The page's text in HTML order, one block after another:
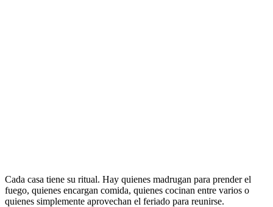
Cada casa tiene su ritual. Hay quienes madrugan para prender el
fuego, quienes encargan comida, quienes cocinan entre varios o
quienes simplemente aprovechan el feriado para reunirse.